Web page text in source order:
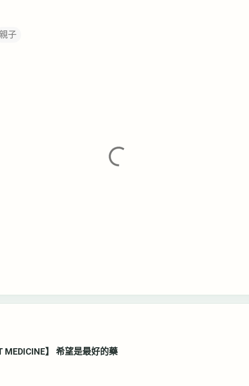
子
MEDICINE】 希望是最好的藥